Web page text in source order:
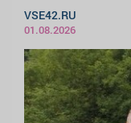
VSE42.RU
01.08.2026